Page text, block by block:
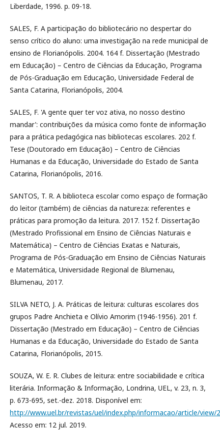
Liberdade, 1996. p. 09-18.
SALES, F. A participação do bibliotecário no despertar do
senso crítico do aluno: uma investigação na rede municipal de
ensino de Florianópolis. 2004. 164 f. Dissertação (Mestrado
em Educação) – Centro de Ciências da Educação, Programa
de Pós-Graduação em Educação, Universidade Federal de
Santa Catarina, Florianópolis, 2004.
SALES, F. 'A gente quer ter voz ativa, no nosso destino
mandar': contribuições da música como fonte de informação
para a prática pedagógica nas bibliotecas escolares. 202 f.
Tese (Doutorado em Educação) – Centro de Ciências
Humanas e da Educação, Universidade do Estado de Santa
Catarina, Florianópolis, 2016.
SANTOS, T. R. A biblioteca escolar como espaço de formação
do leitor (também) de ciências da natureza: referentes e
práticas para promoção da leitura. 2017. 152 f. Dissertação
(Mestrado Profissional em Ensino de Ciências Naturais e
Matemática) – Centro de Ciências Exatas e Naturais,
Programa de Pós-Graduação em Ensino de Ciências Naturais
e Matemática, Universidade Regional de Blumenau,
Blumenau, 2017.
SILVA NETO, J. A. Práticas de leitura: culturas escolares dos
grupos Padre Anchieta e Olívio Amorim (1946-1956). 201 f.
Dissertação (Mestrado em Educação) – Centro de Ciências
Humanas e da Educação, Universidade do Estado de Santa
Catarina, Florianópolis, 2015.
SOUZA, W. E. R. Clubes de leitura: entre sociabilidade e crítica
literária. Informação & Informação, Londrina, UEL, v. 23, n. 3,
p. 673-695, set.-dez. 2018. Disponível em:
http://www.uel.br/revistas/uel/index.php/informacao/article/view/
Acesso em: 12 jul. 2019.